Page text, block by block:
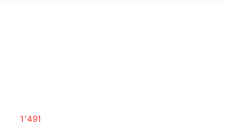
1٬491